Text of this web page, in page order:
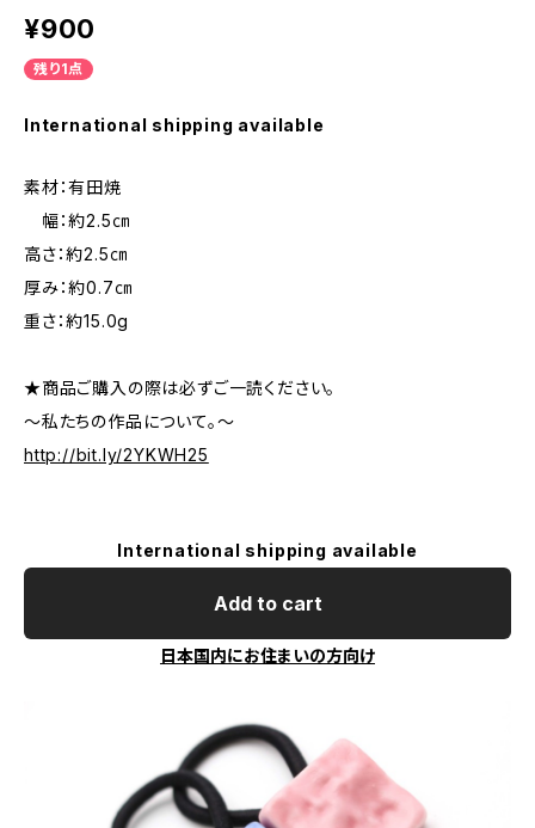
¥900
残り1点
International shipping available
素材：有田焼
幅：約2.5㎝
高さ：約2.5㎝
厚み：約0.7㎝
重さ：約15.0g
★商品ご購入の際は必ずご一読ください。
～私たちの作品について。～
http://bit.ly/2YKWH25
International shipping available
Add to cart
日本国内にお住まいの方向け